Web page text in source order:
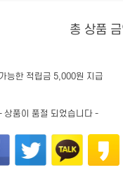
총 상품
능한 적립금 5,000원 지급
상품이 품절 되었습니다 -